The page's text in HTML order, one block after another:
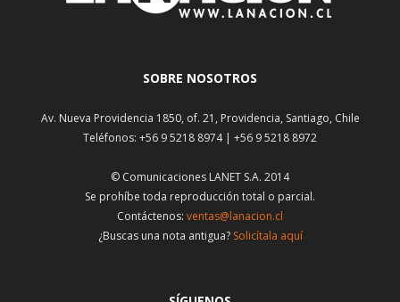
SOBRE NOSOTROS
Av. Nueva Providencia 1850, of. 21, Providencia, Santiago, Chile
Teléfonos: +56 9 5218 8974 | +56 9 5218 8972
© Comunicaciones LANET S.A. 2014
Se prohíbe toda reproducción total o parcial.
Contáctenos: ventas@lanacion.cl
¿Buscas una nota antigua? Solicítala aquí